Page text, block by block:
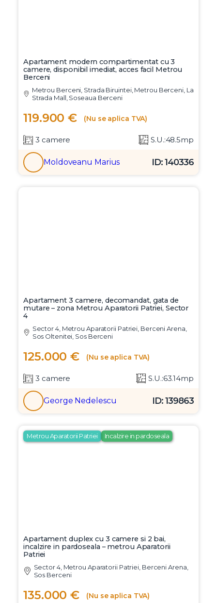
Apartament modern compartimentat cu 3
camere, disponibil imediat, acces facil Metrou
Berceni
Metrou Berceni, Strada Biruintei, Metrou Berceni, La
Strada Mall, Soseaua Berceni
119.900 € (Nu se aplica TVA)
3 camere S.U.:48.5mp
Moldoveanu Marius ID: 140336
Apartament 3 camere, decomandat, gata de
mutare – zona Metrou Aparatorii Patriei, Sector
4
Sector 4, Metrou Aparatorii Patriei, Berceni Arena,
Sos Oltenitei, Sos Berceni
125.000 € (Nu se aplica TVA)
3 camere S.U.:63.14mp
George Nedelescu ID: 139863
Metrou Aparatorii Patriei Incalzire in pardoseala
Apartament duplex cu 3 camere si 2 bai,
incalzire in pardoseala – metrou Aparatorii
Patriei
Sector 4, Metrou Aparatorii Patriei, Berceni Arena,
Sos Berceni
135.000 € (Nu se aplica TVA)